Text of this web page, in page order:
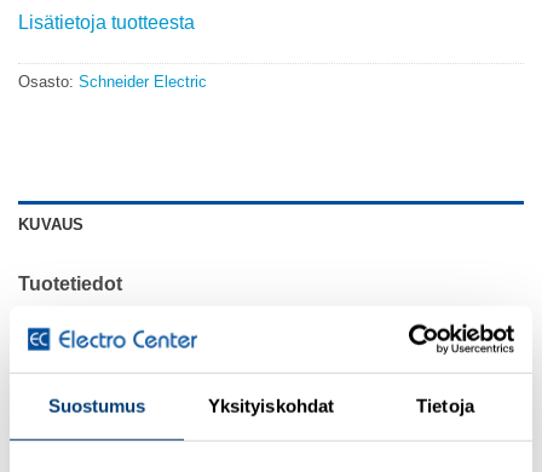
Suostumus Yksityiskohdat Tietoja
Lisätietoja tuotteesta
Osasto: Schneider Electric
KUVAUS
Tuotetiedot
Alue
TeSys
TeSys Deca